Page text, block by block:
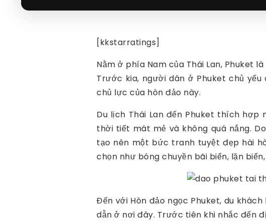
[kkstarratings]
Nằm ở phía Nam của Thái Lan, Phuket
Trước kia, người dân ở Phuket chủ
chủ lực của hòn đảo này.
Du lịch Thái Lan đến Phuket thích hợp
thời tiết mát mẻ và không quá nắng.
tạo nên một bức tranh tuyệt đẹp hài
chọn như bóng chuyền bãi biển, lặn
Đến với Hòn đảo ngọc Phuket, du
dẫn ở nơi đây. Trước tiên khi nhắc đến